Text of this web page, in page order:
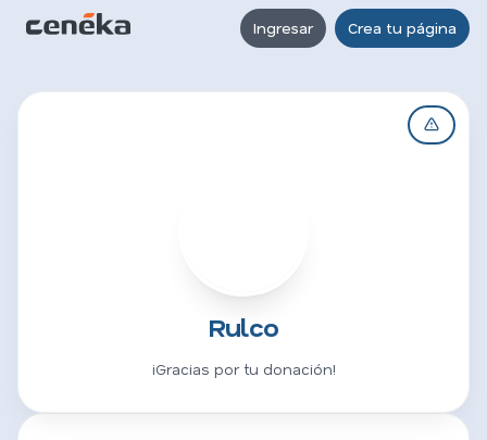
Ingresar Crea tu página
Rulco
¡Gracias por tu donación!